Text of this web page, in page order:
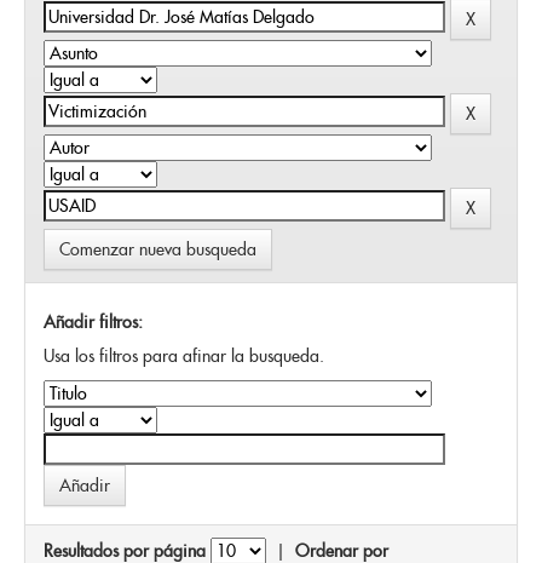
Comenzar nueva busqueda
Añadir filtros:
Usa los filtros para afinar la busqueda.
Resultados por página | Ordenar por